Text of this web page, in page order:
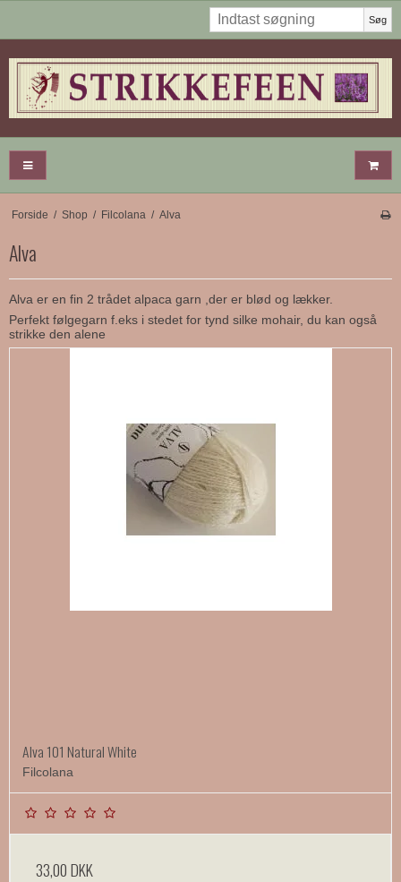
Søg
Forside / Shop / Filcolana / Alva
Alva
Alva er en fin 2 trådet alpaca garn ,der er blød og lækker.
Perfekt følgegarn f.eks i stedet for tynd silke mohair, du kan også
strikke den alene
Alva 101 Natural White
Filcolana
33,00 DKK